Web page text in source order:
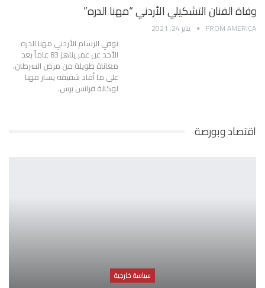
وفاة الفنان التشكيلي الأردني “مهنا الدره”
FROM AMERICA يناير 24, 2021
توفي الرسام الأردني مهنا الدره
الأحد عن عمر يناهز 83 عاماً بعد
معاناة طويلة من مرض السرطان،
على ما أفاد شقيقه يسار مهنا
لوكالة فرانس برس.
اقتصاد وبورصة
سياسة خارجية